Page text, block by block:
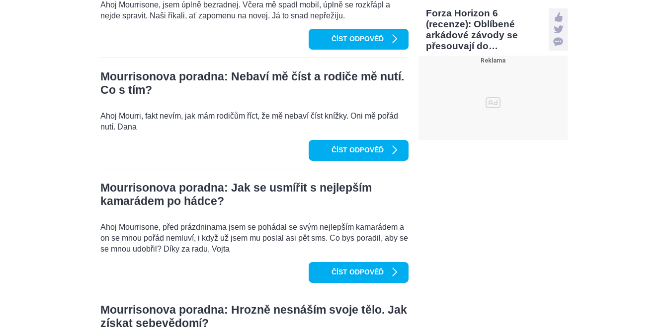
Ahoj Mourrisone, jsem úplně bezradnej. Včera mě spadl mobil, úplně se rozkřápl a
nejde spravit. Naši říkali, ať zapomenu na novej. Já to snad nepřežiju.
ČÍST ODPOVĚĎ
Mourrisonova poradna: Nebaví mě číst a rodiče mě nutí.
Co s tím?
Ahoj Mourri, fakt nevím, jak mám rodičům říct, že mě nebaví číst knížky. Oni mě pořád
nutí. Dana
ČÍST ODPOVĚĎ
Mourrisonova poradna: Jak se usmířit s nejlepším
kamarádem po hádce?
Ahoj Mourrisone, před prázdninama jsem se pohádal se svým nejlepším kamarádem a
on se mnou pořád nemluví, i když už jsem mu poslal asi pět sms. Co bys poradil, aby se
se mnou udobřil? Díky za radu, Vojta
ČÍST ODPOVĚĎ
Mourrisonova poradna: Hrozně nesnáším svoje tělo. Jak
získat sebevědomí?
Forza Horizon 6
(recenze): Oblíbené
arkádové závody se
přesouvají do…